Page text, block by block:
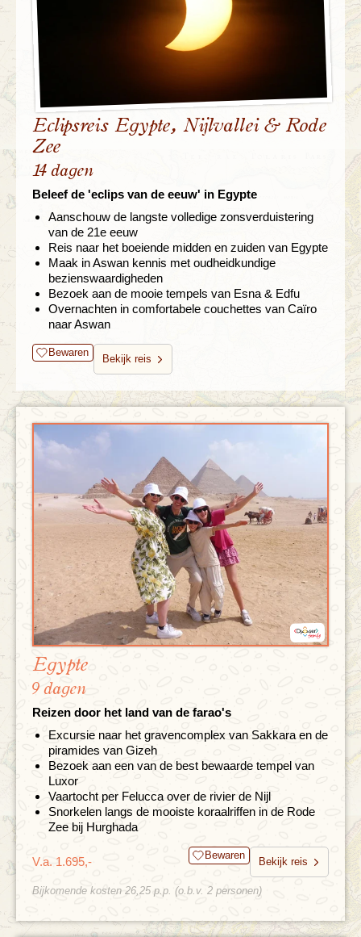
Eclipsreis Egypte, Nijlvallei & Rode
Zee
14 dagen
Beleef de 'eclips van de eeuw' in Egypte
Aanschouw de langste volledige zonsverduistering
van de 21e eeuw
Reis naar het boeiende midden en zuiden van Egypte
Maak in Aswan kennis met oudheidkundige
bezienswaardigheden
Bezoek aan de mooie tempels van Esna & Edfu
Overnachten in comfortabele couchettes van Caïro
naar Aswan
Bewaren
Bekijk reis
Egypte
9 dagen
Reizen door het land van de farao's
Excursie naar het gravencomplex van Sakkara en de
piramides van Gizeh
Bezoek aan een van de best bewaarde tempel van
Luxor
Vaartocht per Felucca over de rivier de Nijl
Snorkelen langs de mooiste koraalriffen in de Rode
Zee bij Hurghada
V.a. 1.695,- Bewaren
Bekijk reis
Bijkomende kosten 26,25 p.p. (o.b.v. 2 personen)